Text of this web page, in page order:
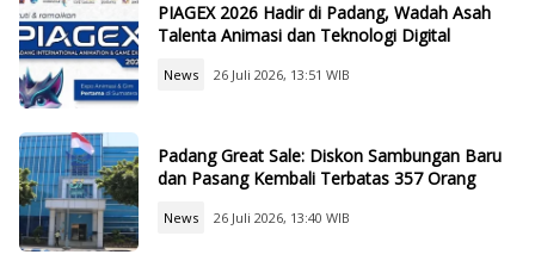
PIAGEX 2026 Hadir di Padang, Wadah Asah
Talenta Animasi dan Teknologi Digital
News 26 Juli 2026, 13:51 WIB
Padang Great Sale: Diskon Sambungan Baru
dan Pasang Kembali Terbatas 357 Orang
News 26 Juli 2026, 13:40 WIB